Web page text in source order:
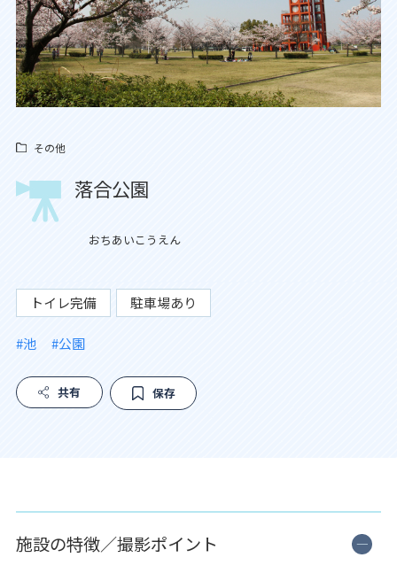
その他
落合公園
おちあいこうえん
トイレ完備 駐車場あり
#池 #公園
共有 保存
施設の特徴／撮影ポイント